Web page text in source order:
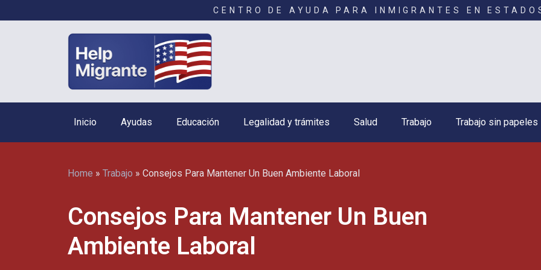
CENTRO DE AYUDA PARA INMIGRANTES EN
Inicio Ayudas Educación Legalidad y trámites Salud Trabajo Trabajo sin papeles
Home » Trabajo » Consejos Para Mantener Un Buen Ambiente Laboral
Consejos Para Mantener Un Buen
Ambiente Laboral